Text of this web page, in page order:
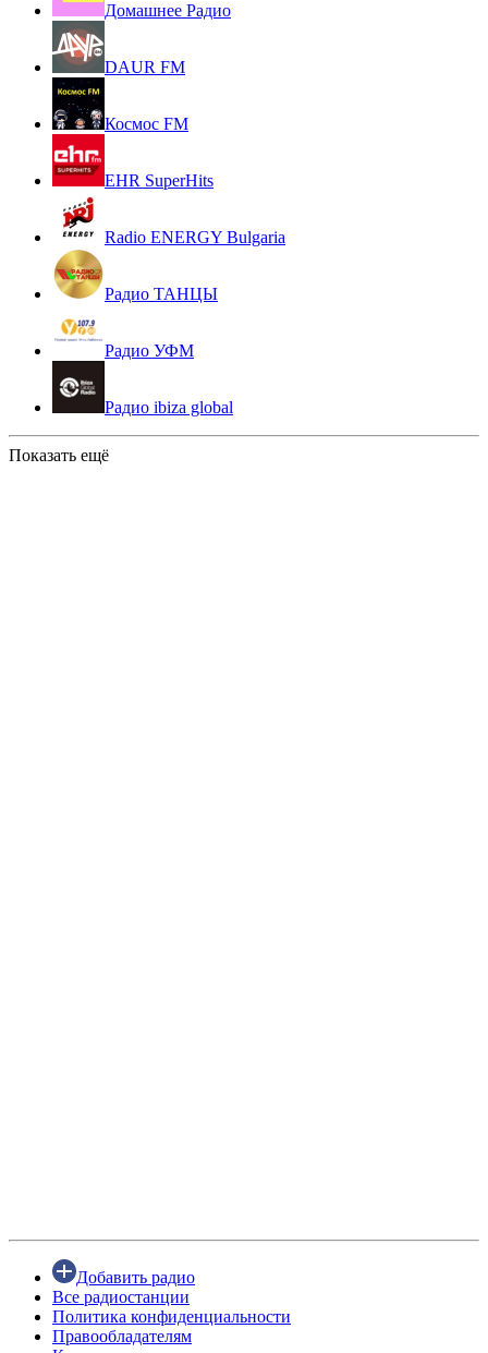
Домашнее Радио
DAUR FM
Космос FM
EHR SuperHits
Radio ENERGY Bulgaria
Радио ТАНЦЫ
Радио УФМ
Радио ibiza global
Показать ещё
Добавить радио
Все радиостанции
Политика конфиденциальности
Правообладателям